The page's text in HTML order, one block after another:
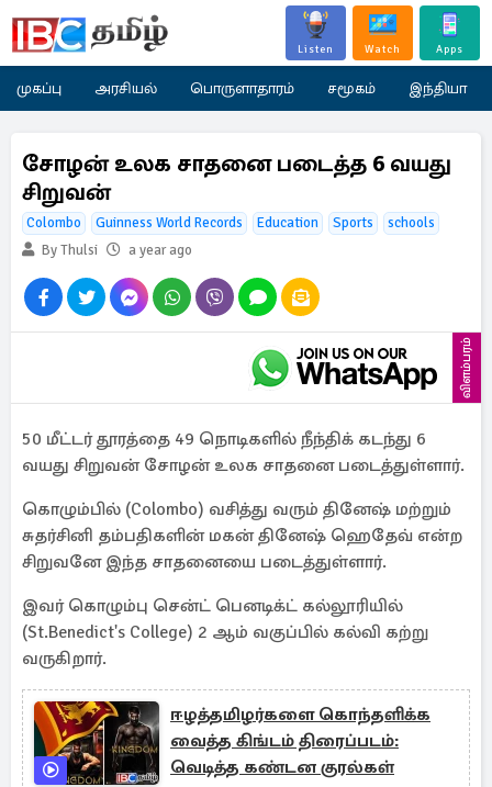
Listen Watch Apps
முகப்பு அரசியல் பொருளாதாரம் சமூகம் இந்தியா
சோழன் உலக சாதனை படைத்த 6 வயது
சிறுவன்
Colombo Guinness World Records Education Sports
schools
By Thulsi
a year ago
விளம்பரம்
50 மீட்டர் தூரத்தை 49 நொடிகளில் நீந்திக் கடந்து 6
வயது சிறுவன் சோழன் உலக சாதனை படைத்துள்ளார்.
கொழும்பில் (Colombo) வசித்து வரும் தினேஷ் மற்றும்
சுதர்சினி தம்பதிகளின் மகன் தினேஷ் ஹெதேவ் என்ற
சிறுவனே இந்த சாதனையை படைத்துள்ளார்.
இவர் கொழும்பு சென்ட் பெனடிக்ட் கல்லூரியில்
(St.Benedict's College) 2 ஆம் வகுப்பில் கல்வி கற்று
வருகிறார்.
ஈழத்தமிழர்களை கொந்தளிக்க
வைத்த கிங்டம் திரைப்படம்:
வெடித்த கண்டன குரல்கள்